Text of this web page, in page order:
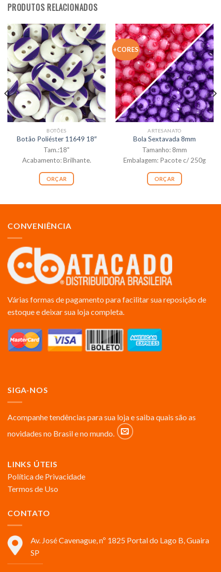
PRODUTOS RELACIONADOS
BOTÕES
Botão Poliéster 11649 18″
Tam.:18"
Acabamento: Brilhante.
ORÇAR
+CORES
ARTESANATO
Bola Sextavada 8mm
Tamanho: 8mm
Embalagem: Pacote c/ 250g
ORÇAR
CONVENIÊNCIA
Várias formas de pagamento para facilitar sua reposição de
estoque e deixar sua loja completa.
SIGA-NOS
Acompanhe tendências para sua loja e saiba quais são as
novidades no Brasil e no mundo.
LINKS ÚTEIS
Política de Privacidade
Termos de Uso
CONTATO
Av. José Cavenague, nº 1825 Portal do Lago B, Guaira
SP